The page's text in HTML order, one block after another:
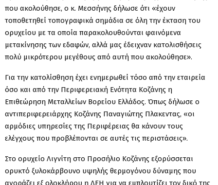
που ακολούθησε, ο κ. Μεσσήνης δήλωσε ότι «έχουν
τοποθετηθεί τοπογραφικά σημάδια σε όλη την έκταση του
ορυχείου με τα οποία παρακολουθούνται φαινόμενα
μετακίνησης των εδαφών, αλλά μας έδειχναν κατολισθήσεις
πολύ μικρότερου μεγέθους από αυτή που ακολούθησε».
Για την κατολίσθηση έχει ενημερωθεί τόσο από την εταιρεία
όσο και από την Περιφερειακή Ενότητα Κοζάνης η
Επιθεώρηση Μεταλλείων Βορείου Ελλάδος. Όπως δήλωσε ο
αντιπεριφερειάρχης Κοζάνης Παναγιώτης Πλακεντας, «οι
αρμόδιες υπηρεσίες της Περιφέρειας θα κάνουν τους
ελέγχους που προβλέπονται σε αυτές τις περιστάσεις».
Στο ορυχείο Λιγνίτη στο Προσήλιο Κοζάνης εξορύσσεται
ορυκτό ξυλοκάρβουνο υψηλής θερμογόνου δύναμης που
αγοράζει εξ ολοκλήρου η ΔΕΗ για να εμπλουτίζει τον δικό της